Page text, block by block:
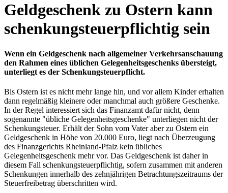
Geldgeschenk zu Ostern kann
schenkungsteuerpflichtig sein
Wenn ein Geldgeschenk nach allgemeiner Verkehrsanschauung
den Rahmen eines üblichen Gelegenheitsgeschenks übersteigt,
unterliegt es der Schenkungsteuerpflicht.
Bis Ostern ist es nicht mehr lange hin, und vor allem Kinder erhalten
dann regelmäßig kleinere oder manchmal auch größere Geschenke.
In der Regel interessiert sich das Finanzamt dafür nicht, denn
sogenannte "übliche Gelegenheitsgeschenke" unterliegen nicht der
Schenkungsteuer. Erhält der Sohn vom Vater aber zu Ostern ein
Geldgeschenk in Höhe von 20.000 Euro, liegt nach Überzeugung
des Finanzgerichts Rheinland-Pfalz kein übliches
Gelegenheitsgeschenk mehr vor. Das Geldgeschenk ist daher in
diesem Fall schenkungsteuerpflichtig, sofern zusammen mit anderen
Schenkungen innerhalb des zehnjährigen Betrachtungszeitraums der
Steuerfreibetrag überschritten wird.